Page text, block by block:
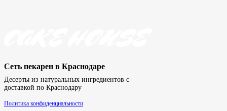
Сеть пекарен в Краснодаре
Десерты из натуральных ингредиентов с
доставкой по Краснодару
Политика конфиденциальности